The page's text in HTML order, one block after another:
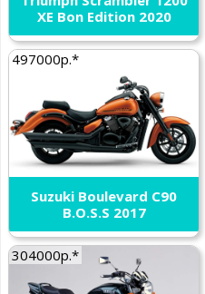
XE Bon Edition 2020
497000р.*
Suzuki Boulevard C90
B.O.S.S 2017
304000р.*